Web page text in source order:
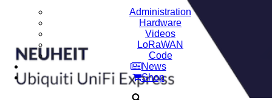
Administration
Hardware
Videos
LoRaWAN
Code
News
Shop